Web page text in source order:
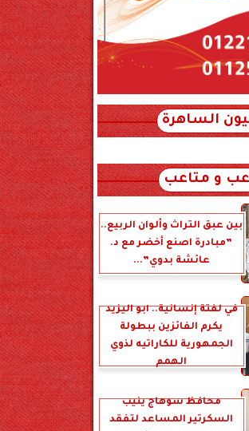
الساهرة
xml_json/rss/
و متاعب
بين عبق التراث وألوان الربيع..
”مبادرة اصنع أخضر مع د.
عائشة بدوي”...
في لفتة إنسانية.. أبو اليزيد
يكرم الفائزين ببطولة
الجمهورية للكاراتيه لذوي
الهمم
محافظ سوهاج ينيب
السكرتير المساعد لتفقد